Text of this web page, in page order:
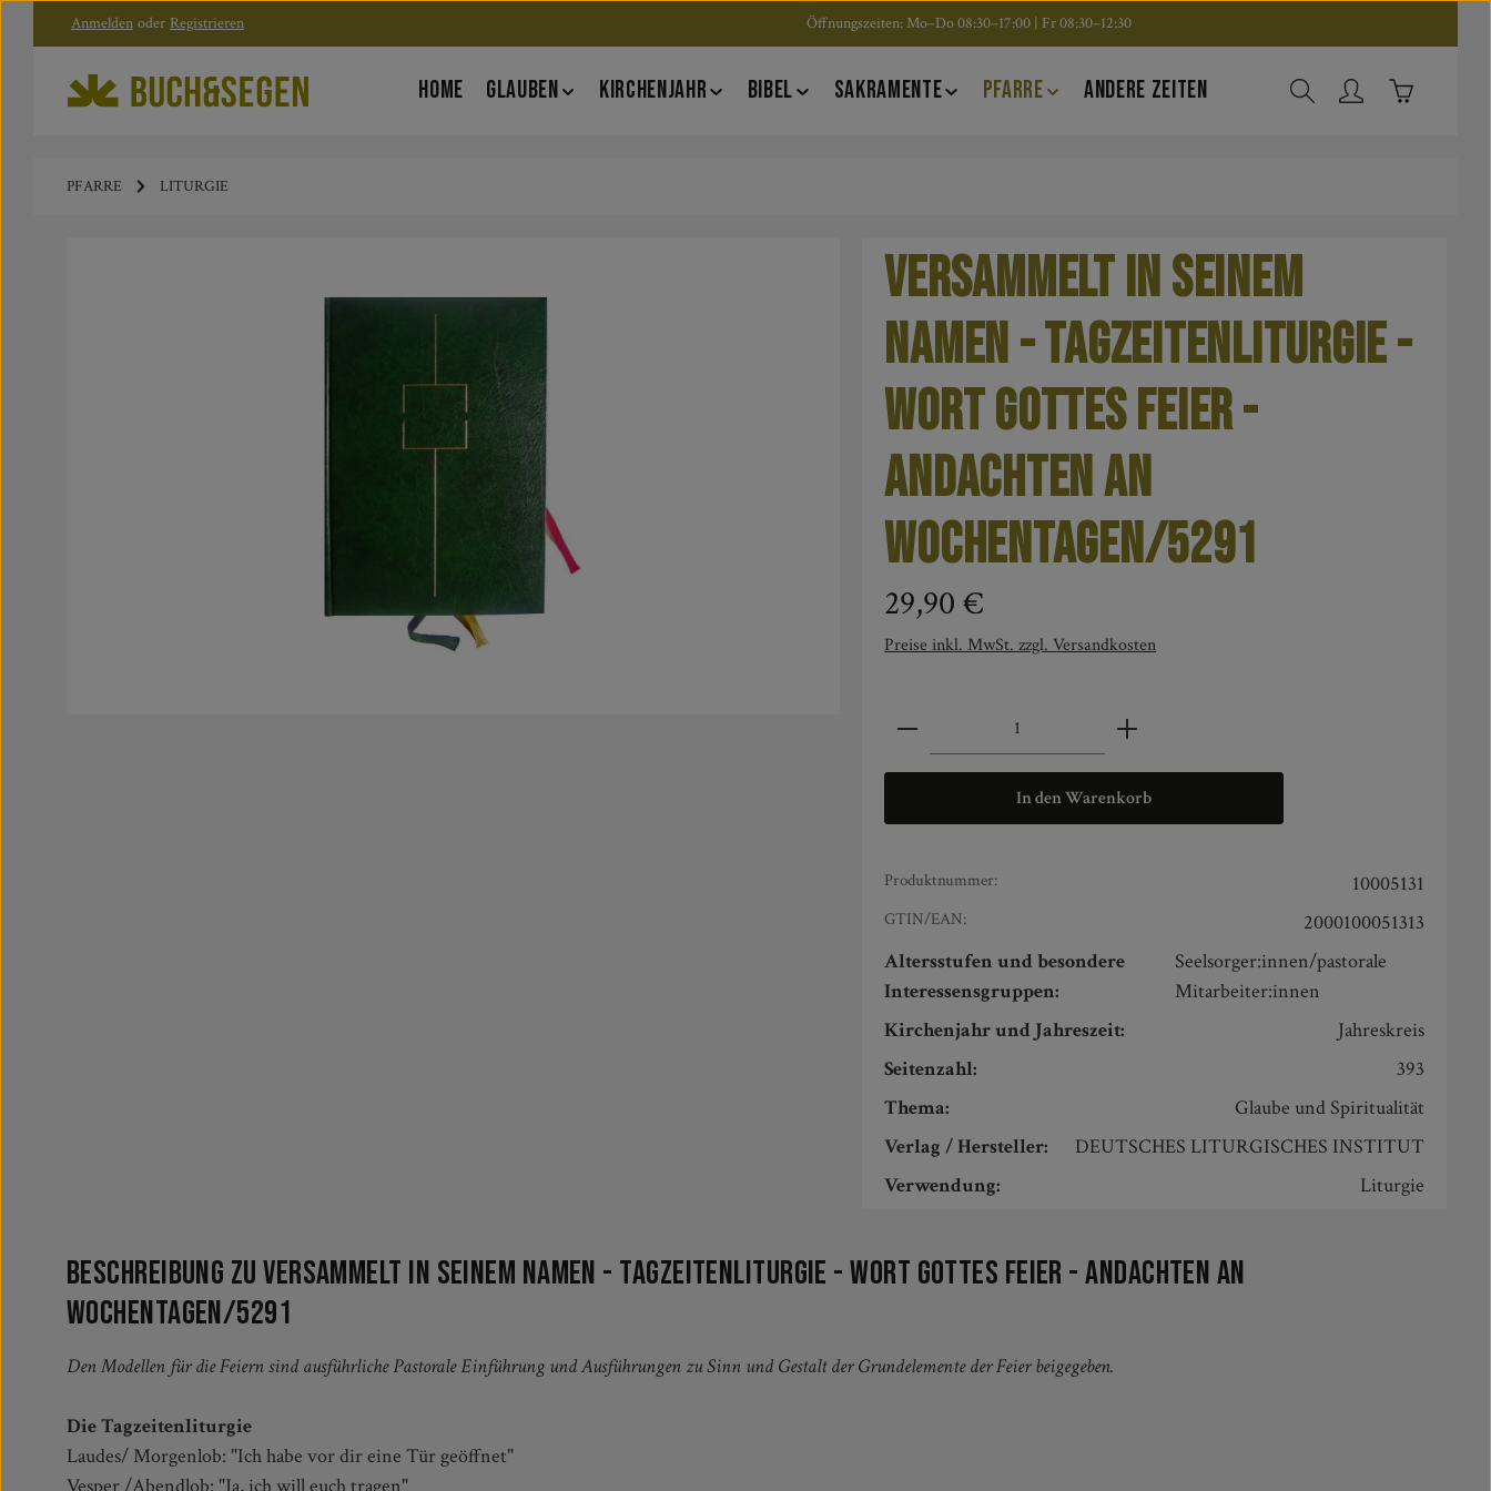
Zum Hauptinhalt springen
Zur Hauptnavigation springen
Anmelden oder Registrieren Öffnungszeiten: Mo–Do 08:30–17:00 | Fr 08:30–12:30
HOME GLAUBEN KIRCHENJAHR BIBEL SAKRAMENTE PFARRE ANDERE ZEITEN Warenkorb
PFARRE LITURGIE
Versammelt in Seinem
Namen - Tagzeitenliturgie -
Wort Gottes Feier -
Andachten an
Wochentagen/5291
Regulärer Preis:
29,90 €
Preise inkl. MwSt. zzgl. Versandkosten
Produkt Anzahl: Gib den gewünschten Wert ein oder
In den Warenkorb
Produktnummer: 10005131
GTIN/EAN:
2000100051313
Altersstufen und besondere
Interessensgruppen:
Seelsorger:innen/pastorale
Mitarbeiter:innen
Kirchenjahr und Jahreszeit:
Jahreskreis
Seitenzahl:
393
Thema:
Glaube und Spiritualität
Verlag / Hersteller:
DEUTSCHES LITURGISCHES INSTITUT
Verwendung:
Liturgie
Beschreibung zu Versammelt in Seinem Namen - Tagzeitenliturgie - Wort Gottes Feier - Andachten an
Wochentagen/5291
Den Modellen für die Feiern sind ausführliche Pastorale Einführung und Ausführungen zu Sinn und Gestalt der Grundelemente der Feier beigegeben.
Die Tagzeitenliturgie
Laudes/ Morgenlob: "Ich habe vor dir eine Tür geöffnet"